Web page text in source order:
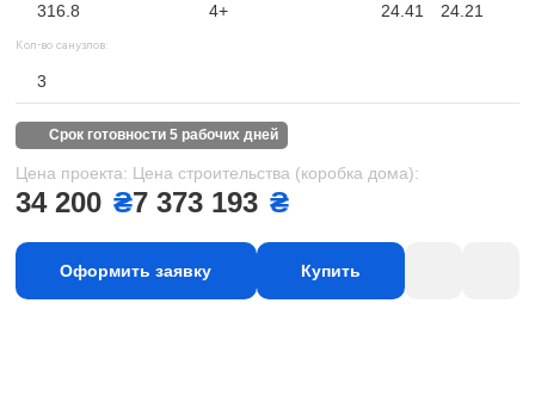
316.8 4+ 24.41 24.21
Кол-во санузлов:
3
срок готовности 5 рабочих дней
Цена проекта:
34 200 ₴
Цена строительства (коробка дома):
7 373 193 ₴
Оформить заявку Купить